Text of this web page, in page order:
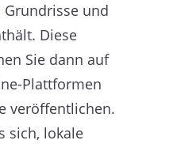
Grundrisse und
Diese
Sie dann auf
Plattformen
veröffentlichen.
sich, lokale